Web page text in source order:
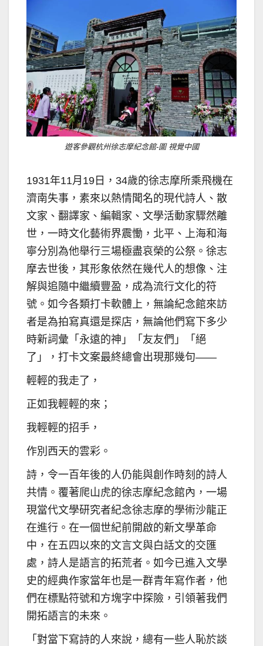
遊客參觀杭州徐志摩紀念館-圖 視覺中國
1931年11月19日，34歲的徐志摩所乘飛機在
濟南失事，素來以熱情聞名的現代詩人、散
文家、翻譯家、編輯家、文學活動家驟然離
世，一時文化藝術界震慟，北平、上海和海
寧分別為他舉行三場極盡哀榮的公祭。徐志
摩去世後，其形象依然在幾代人的想像、注
解與追隨中繼續豐盈，成為流行文化的符
號。如今各類打卡軟體上，無論紀念館來訪
者是為拍寫真還是探店，無論他們寫下多少
時新詞彙「永遠的神」「友友們」「絕
了」，打卡文案最終總會出現那幾句——
輕輕的我走了，
正如我輕輕的來；
我輕輕的招手，
作別西天的雲彩。
詩，令一百年後的人仍能與創作時刻的詩人
共情。覆著爬山虎的徐志摩紀念館內，一場
現當代文學研究者紀念徐志摩的學術沙龍正
在進行。在一個世紀前開啟的新文學革命
中，在五四以來的文言文與白話文的交匯
處，詩人是語言的拓荒者。如今已進入文學
史的經典作家當年也是一群青年寫作者，他
們在標點符號和方塊字中探險，引領著我們
開拓語言的未來。
「對當下寫詩的人來說，總有一些人恥於談